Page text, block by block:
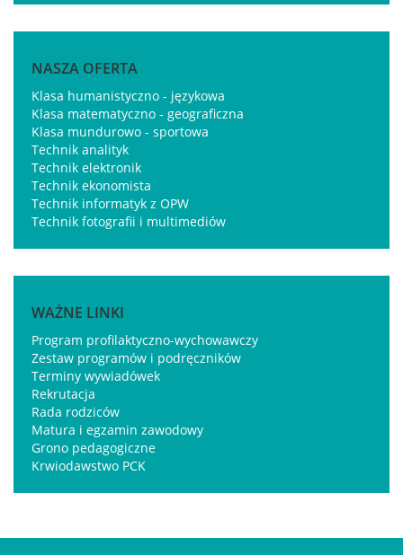
NASZA OFERTA
Klasa humanistyczno - językowa
Klasa matematyczno - geograficzna
Klasa mundurowo - sportowa
Technik analityk
Technik elektronik
Technik ekonomista
Technik informatyk z OPW
Technik fotografii i multimediów
WAŻNE LINKI
Program profilaktyczno-wychowawczy
Zestaw programów i podręczników
Terminy wywiadówek
Rekrutacja
Rada rodziców
Matura i egzamin zawodowy
Grono pedagogiczne
Krwiodawstwo PCK